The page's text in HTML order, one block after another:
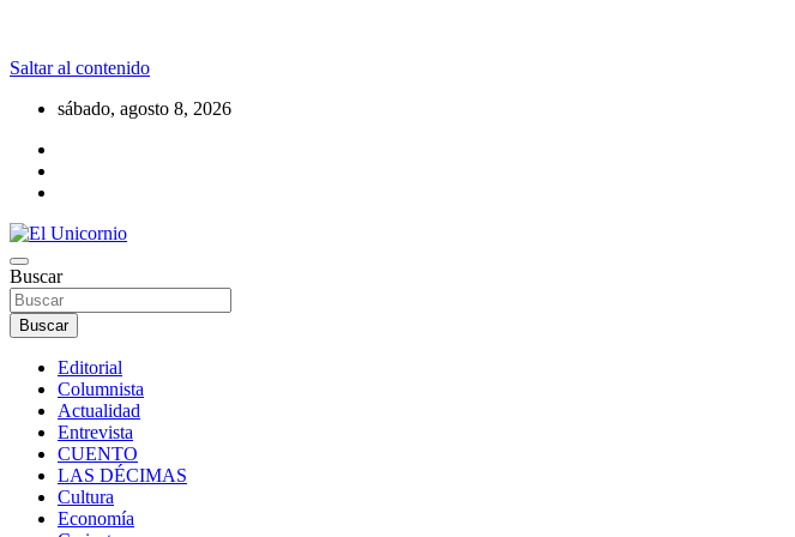
Saltar al contenido
sábado, agosto 8, 2026
El Unicornio
La realidad supera la fantasía
Buscar
Buscar
Editorial
Columnista
Actualidad
Entrevista
CUENTO
LAS DÉCIMAS
Cultura
Economía